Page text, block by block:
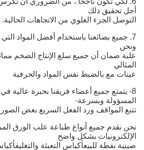
أجل تحقيق ذلك
التوصل الجزء العلوي من الاتجاهات الحالية.
7. جميع بضائعنا باستخدام أفضل المواد التي
ونحن
علبة ضمان أن جميع سلع الإنتاج الضخم
المثالي
عينات مع بالضبط نفس المواد والحرفية
8- يتمتع جميع أعضاء فريقنا بخبرة عالية في
المسؤولة وبسرعة-
تتبع المواقف ورد الفعل السريع بعض الصور
نحن نقدم جميع أنواع طباعة علب الورق
الإلكترونيات بشكل واضح
صينية نفطة للبيعأكياس التعبئة والتغليف